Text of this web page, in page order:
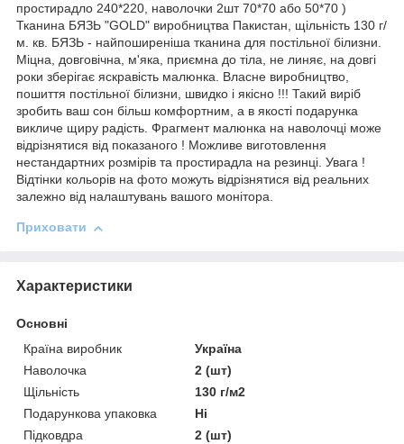
простирадло 240*220, наволочки 2шт 70*70 або 50*70 )
Тканина БЯЗЬ "GOLD" виробництва Пакистан, щільність 130 г/
м. кв. БЯЗЬ - найпоширеніша тканина для постільної білизни.
Міцна, довговічна, м'яка, приємна до тіла, не линяє, на довгі
роки зберігає яскравість малюнка. Власне виробництво,
пошиття постільної білизни, швидко і якісно !!! Такий виріб
зробить ваш сон більш комфортним, а в якості подарунка
викличе щиру радість. Фрагмент малюнка на наволочці може
відрізнятися від показаного ! Можливе виготовлення
нестандартних розмірів та простирадла на резинці. Увага !
Відтінки кольорів на фото можуть відрізнятися від реальних
залежно від налаштувань вашого монітора.
Приховати
Характеристики
Основні
Країна виробник
Україна
Наволочка
2 (шт)
Щільність
130 г/м2
Подарункова упаковка
Ні
Підковдра
2 (шт)